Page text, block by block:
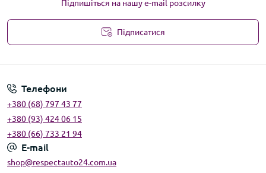
Підпишіться на нашу e-mail розсилку
Підписатися
Телефони
+380 (68) 797 43 77
+380 (93) 424 06 15
+380 (66) 733 21 94
E-mail
shop@respectauto24.com.ua